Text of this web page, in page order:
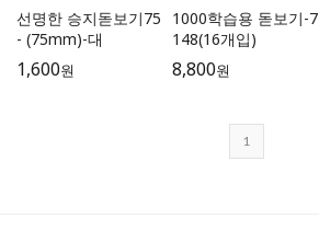
선명한 승지돋보기75
- (75mm)-대
1,600원
1000학습용 돋보기-7
148(16개입)
8,800원
1